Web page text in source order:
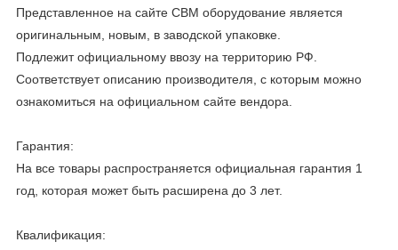
Представленное на сайте CBM оборудование является
оригинальным, новым, в заводской упаковке.
Подлежит официальному ввозу на территорию РФ.
Соответствует описанию производителя, с которым можно
ознакомиться на официальном сайте вендора.
Гарантия:
На все товары распространяется официальная гарантия 1
год, которая может быть расширена до 3 лет.
Квалификация: